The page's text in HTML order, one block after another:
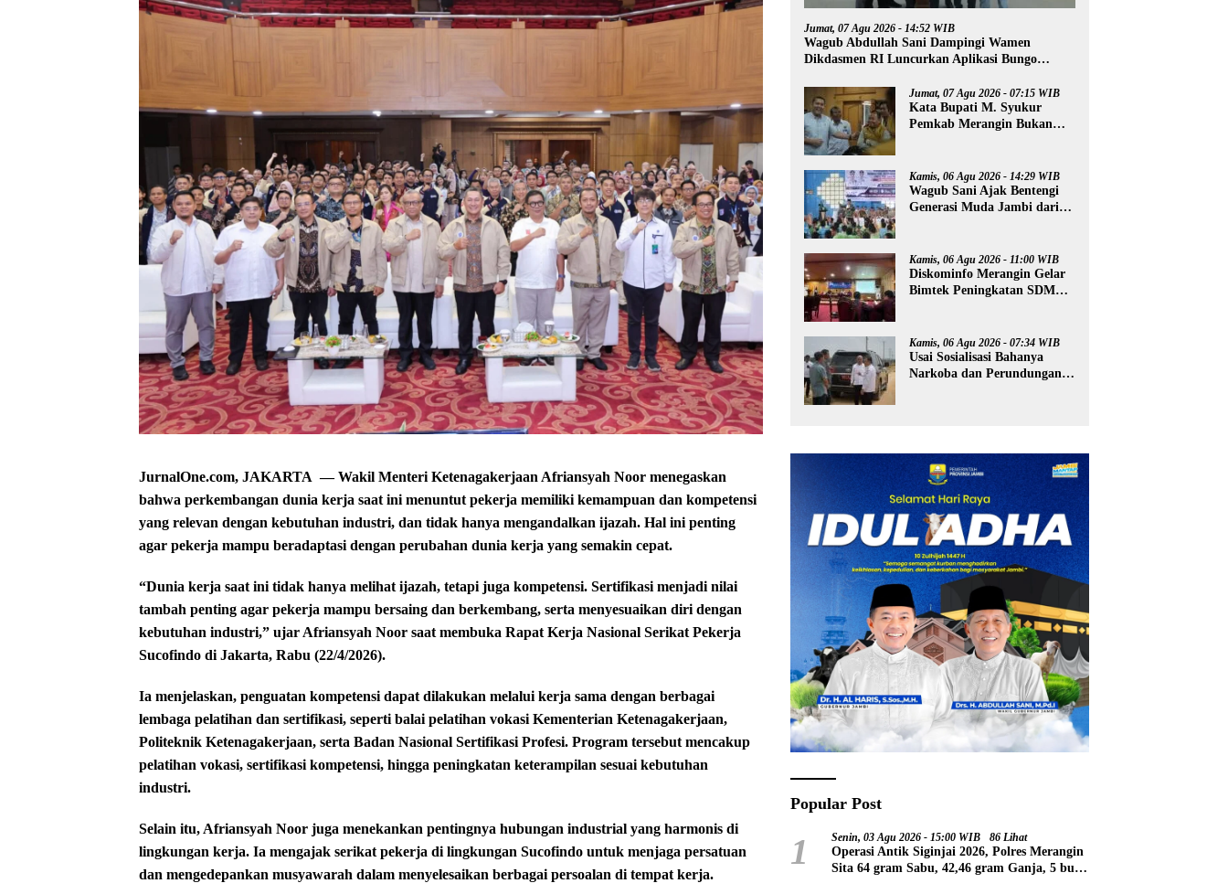
JurnalOne.com, JAKARTA — Wakil Menteri Ketenagakerjaan Afriansyah Noor menegaskan
bahwa perkembangan dunia kerja saat ini menuntut pekerja memiliki kemampuan dan kompetensi
yang relevan dengan kebutuhan industri, dan tidak hanya mengandalkan ijazah. Hal ini penting
agar pekerja mampu beradaptasi dengan perubahan dunia kerja yang semakin cepat.
“Dunia kerja saat ini tidak hanya melihat ijazah, tetapi juga kompetensi. Sertifikasi menjadi nilai
tambah penting agar pekerja mampu bersaing dan berkembang, serta menyesuaikan diri dengan
kebutuhan industri,” ujar Afriansyah Noor saat membuka Rapat Kerja Nasional Serikat Pekerja
Sucofindo di Jakarta, Rabu (22/4/2026).
Ia menjelaskan, penguatan kompetensi dapat dilakukan melalui kerja sama dengan berbagai
lembaga pelatihan dan sertifikasi, seperti balai pelatihan vokasi Kementerian Ketenagakerjaan,
Politeknik Ketenagakerjaan, serta Badan Nasional Sertifikasi Profesi. Program tersebut mencakup
pelatihan vokasi, sertifikasi kompetensi, hingga peningkatan keterampilan sesuai kebutuhan
industri.
Selain itu, Afriansyah Noor juga menekankan pentingnya hubungan industrial yang harmonis di
lingkungan kerja. Ia mengajak serikat pekerja di lingkungan Sucofindo untuk menjaga persatuan
dan mengedepankan musyawarah dalam menyelesaikan berbagai persoalan di tempat kerja.
Jumat, 07 Agu 2026 - 14:52 WIB
Wagub Abdullah Sani Dampingi Wamen
Dikdasmen RI Luncurkan Aplikasi Bungo
Jumat, 07 Agu 2026 - 07:15 WIB
Kata Bupati M. Syukur
Pemkab Merangin Bukan
Kamis, 06 Agu 2026 - 14:29 WIB
Wagub Sani Ajak Bentengi
Generasi Muda Jambi dari
Kamis, 06 Agu 2026 - 11:00 WIB
Diskominfo Merangin Gelar
Bimtek Peningkatan SDM
Kamis, 06 Agu 2026 - 07:34 WIB
Usai Sosialisasi Bahanya
Narkoba dan Perundungan,
Popular Post
1 Senin, 03 Agu 2026 - 15:00 WIB 86 Lihat
Operasi Antik Siginjai 2026, Polres Merangin
Sita 64 gram Sabu, 42,46 gram Ganja, 5 butir